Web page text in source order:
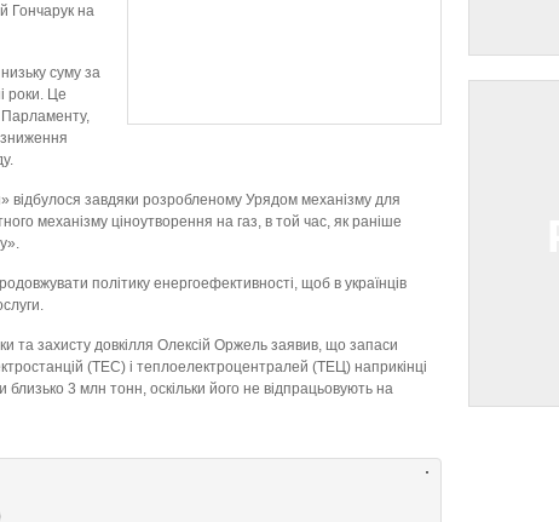
Гончарук на
суму за
роки. Це
зниження
відбулося завдяки розробленому Урядом механізму для
механізму ціноутворення на газ, в той час, як раніше
політику енергоефективності, щоб в українців
та захисту довкілля Олексій Оржель заявив, що запаси
(ТЕС) і теплоелектроцентралей (ТЕЦ) наприкінці
3 млн тонн, оскільки його не відпрацьовують на